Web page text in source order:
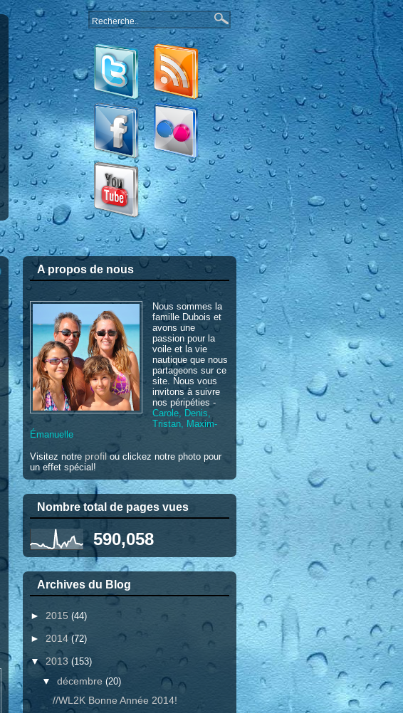
A propos de nous
Nous sommes la
famille Dubois et
avons une
passion pour la
voile et la vie
nautique que nous
partageons sur ce
site. Nous vous
invitons à suivre
nos péripéties -
Carole, Denis,
Tristan, Maxim-
Émanuelle
Visitez notre profilou clickez notre photo pour
un effet spécial!
Nombre total de pages vues
590,058
Archives du Blog
► 2015 (44)
► 2014 (72)
▼ 2013 (153)
▼ décembre (20)
//WL2K Bonne Année 2014!